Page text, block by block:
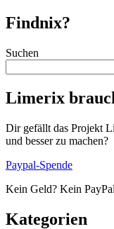
Findnix?
Suchen
Limerix
Dir gefällt das Projekt
und besser zu machen?
Paypal-Spende
Kein Geld? Kein
Kategorien